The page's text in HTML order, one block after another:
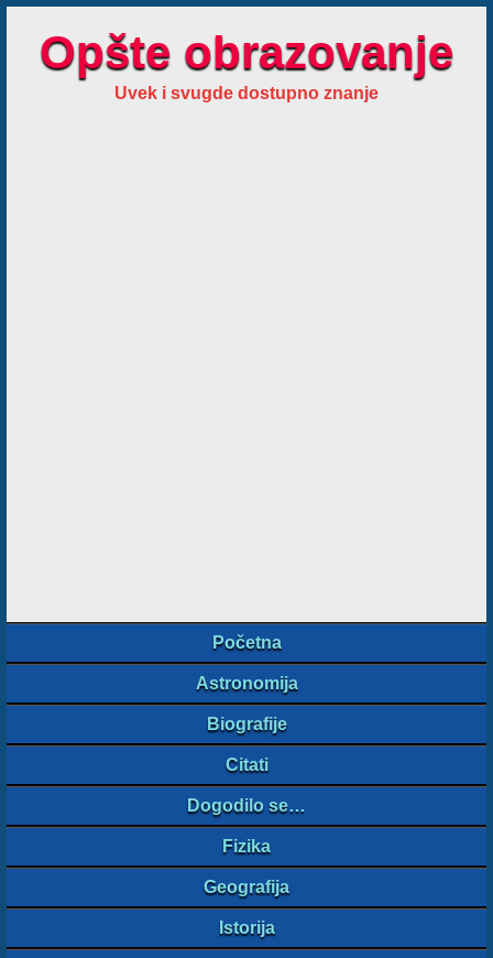
Opšte obrazovanje
Uvek i svugde dostupno znanje
Početna
Astronomija
Biografije
Citati
Dogodilo se…
Fizika
Geografija
Istorija